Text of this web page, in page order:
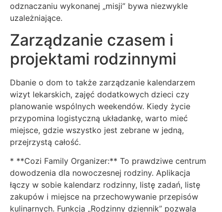
odznaczaniu wykonanej „misji” bywa niezwykle
uzależniające.
Zarządzanie czasem i
projektami rodzinnymi
Dbanie o dom to także zarządzanie kalendarzem
wizyt lekarskich, zajęć dodatkowych dzieci czy
planowanie wspólnych weekendów. Kiedy życie
przypomina logistyczną układankę, warto mieć
miejsce, gdzie wszystko jest zebrane w jedną,
przejrzystą całość.
* **Cozi Family Organizer:** To prawdziwe centrum
dowodzenia dla nowoczesnej rodziny. Aplikacja
łączy w sobie kalendarz rodzinny, listę zadań, listę
zakupów i miejsce na przechowywanie przepisów
kulinarnych. Funkcja „Rodzinny dziennik” pozwala